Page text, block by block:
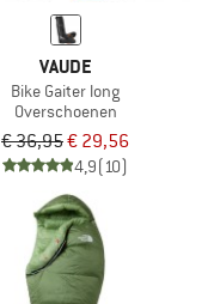
VAUDE
Bike Gaiter long
Overschoenen
€ 36,95€ 29,56
4,9(10)